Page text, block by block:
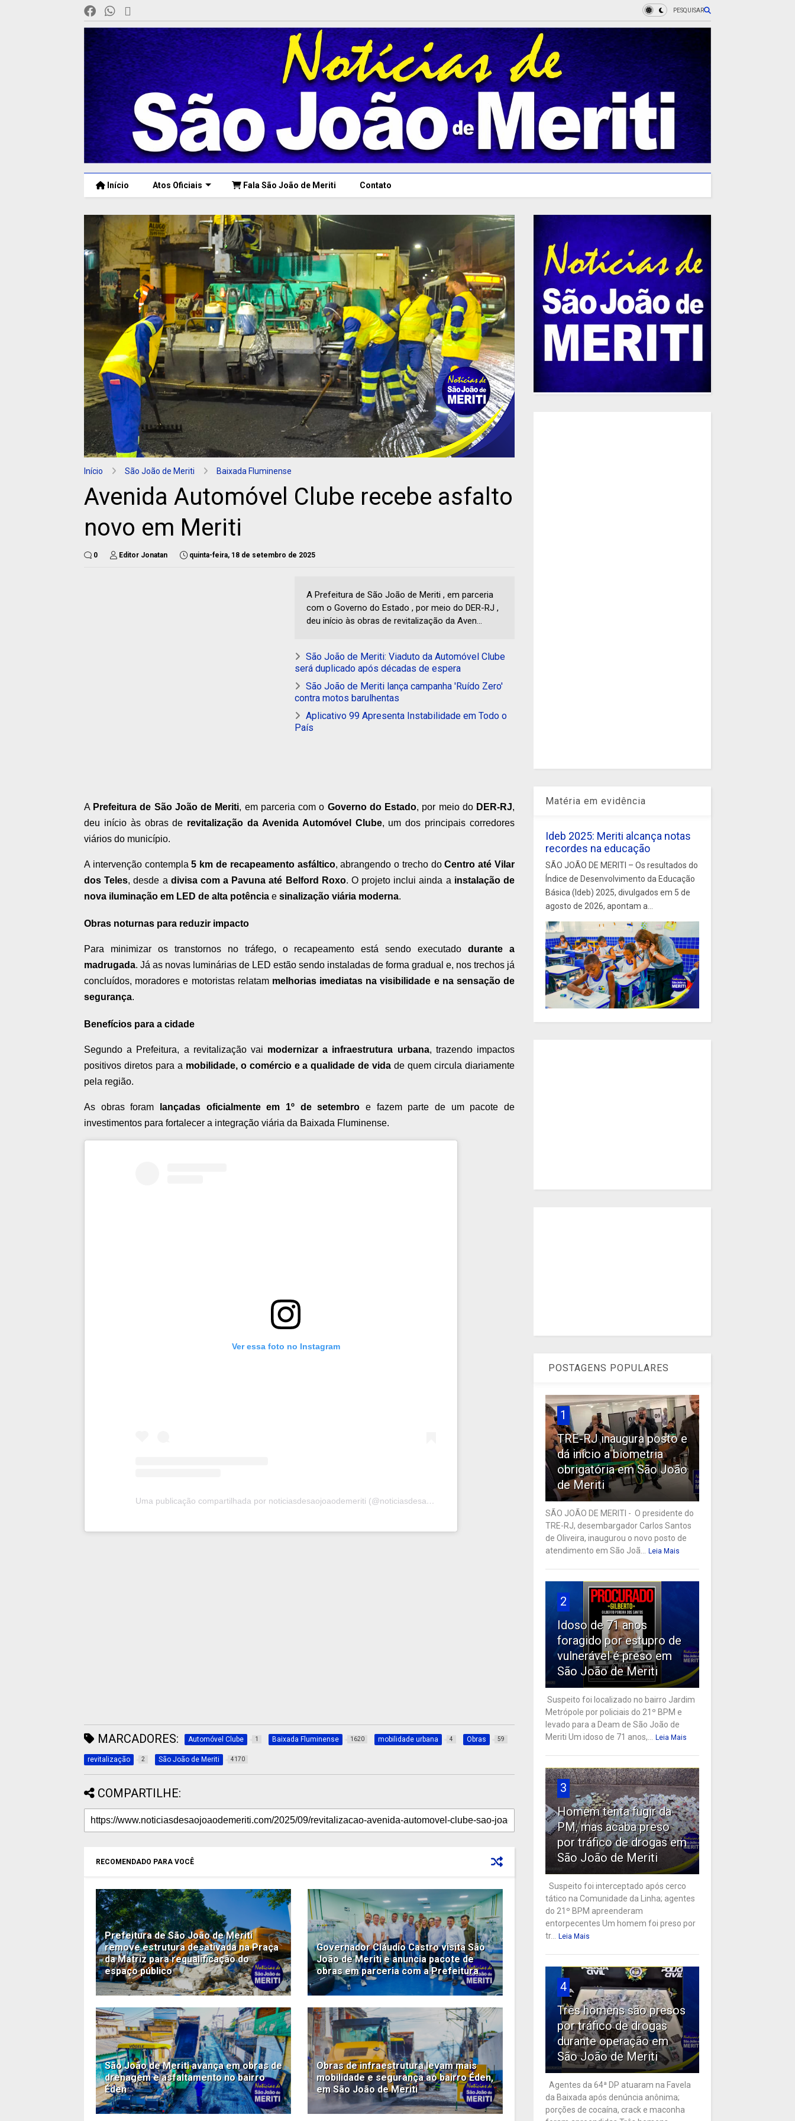
PESQUISAR
Início Atos Oficiais Fala São João de Meriti Contato
Início São João de Meriti Baixada Fluminense
Avenida Automóvel Clube recebe asfalto
novo em Meriti
0 Editor Jonatan quinta-feira, 18 de setembro de 2025
A Prefeitura de São João de Meriti , em parceria
com o Governo do Estado , por meio do DER-RJ ,
deu início às obras de revitalização da Aven...
São João de Meriti: Viaduto da Automóvel Clube
será duplicado após décadas de espera
São João de Meriti lança campanha 'Ruído Zero'
contra motos barulhentas
Aplicativo 99 Apresenta Instabilidade em Todo o
País
A Prefeitura de São João de Meriti, em parceria com o Governo do Estado, por meio do DER-RJ,
deu início às obras de revitalização da Avenida Automóvel Clube, um dos principais corredores
viários do município.
A intervenção contempla5 km de recapeamento asfáltico, abrangendo o trecho doCentro até Vilar
dos Teles, desde a divisa com a Pavuna até Belford Roxo. O projeto inclui ainda a instalação de
nova iluminação em LED de alta potência e sinalização viária moderna.
Obras noturnas para reduzir impacto
Para minimizar os transtornos no tráfego, o recapeamento está sendo executadodurante a
madrugada. Já as novas luminárias de LED estão sendo instaladas de forma gradual e, nos trechos já
concluídos, moradores e motoristas relatam melhorias imediatas na visibilidade e na sensação de
segurança.
Benefícios para a cidade
Segundo a Prefeitura, a revitalização vai modernizar a infraestrutura urbana, trazendo impactos
positivos diretos para a mobilidade, o comércio e a qualidade de vida de quem circula diariamente
pela região.
As obras foram lançadas oficialmente em 1º de setembro e fazem parte de um pacote de
investimentos para fortalecer a integração viária da Baixada Fluminense.
Ver essa foto no Instagram
Uma publicação compartilhada por noticiasdesaojoaodemeriti (@noticiasdesaojoaodemeriti)
MARCADORES: Automóvel Clube 1 Baixada Fluminense 1620 mobilidade urbana 4 Obras 59
revitalização 2 São João de Meriti 4170
COMPARTILHE:
RECOMENDADO PARA VOCÊ
Prefeitura de São João de Meriti
remove estrutura desativada na Praça
da Matriz para requalificação do
espaço público
Governador Cláudio Castro visita São
João de Meriti e anuncia pacote de
obras em parceria com a Prefeitura
São João de Meriti avança em obras de
drenagem e asfaltamento no bairro
Éden
Obras de infraestrutura levam mais
mobilidade e segurança ao bairro Éden,
em São João de Meriti
Matéria em evidência
Ideb 2025: Meriti alcança notas
recordes na educação
SÃO JOÃO DE MERITI – Os resultados do
Índice de Desenvolvimento da Educação
Básica (Ideb) 2025, divulgados em 5 de
agosto de 2026, apontam a...
POSTAGENS POPULARES
1
TRE-RJ inaugura posto e
dá início a biometria
obrigatória em São João
de Meriti
SÃO JOÃO DE MERITI - O presidente do
TRE-RJ, desembargador Carlos Santos
de Oliveira, inaugurou o novo posto de
atendimento em São Joã...
Leia Mais
2
Idoso de 71 anos
foragido por estupro de
vulnerável é preso em
São João de Meriti
Suspeito foi localizado no bairro Jardim
Metrópole por policiais do 21º BPM e
levado para a Deam de São João de
Meriti Um idoso de 71 anos,...
Leia Mais
3
Homem tenta fugir da
PM, mas acaba preso
por tráfico de drogas em
São João de Meriti
Suspeito foi interceptado após cerco
tático na Comunidade da Linha; agentes
do 21º BPM apreenderam
entorpecentes Um homem foi preso por
tr...
Leia Mais
4
Três homens são presos
por tráfico de drogas
durante operação em
São João de Meriti
Agentes da 64ª DP atuaram na Favela
da Baixada após denúncia anônima;
porções de cocaína, crack e maconha